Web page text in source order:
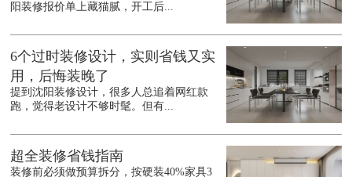
阳装修报价单上藏猫腻，开工后...
6个过时装修设计，实则省钱又实
用，后悔装晚了
提到沈阳装修设计，很多人总追着网红款
跑，觉得老设计不够时髦。但有...
超全装修省钱指南
装修前必须做预算拆分，按硬装40%家具3